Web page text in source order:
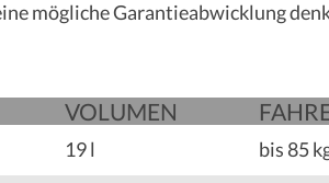
mögliche Garantieabwicklung
VOLU­­MEN
19 l bis 85